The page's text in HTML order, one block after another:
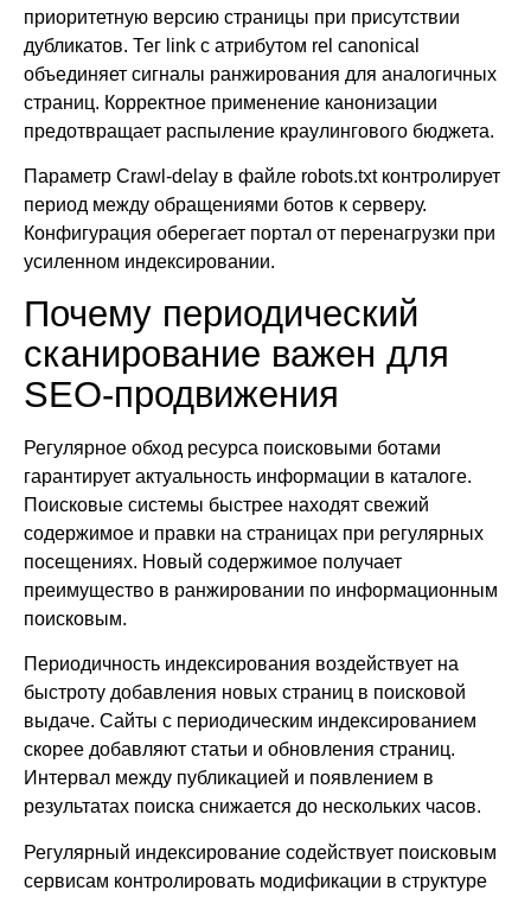
приоритетную версию страницы при присутствии
дубликатов. Тег link с атрибутом rel canonical
объединяет сигналы ранжирования для аналогичных
страниц. Корректное применение канонизации
предотвращает распыление краулингового бюджета.
Параметр Crawl-delay в файле robots.txt контролирует
период между обращениями ботов к серверу.
Конфигурация оберегает портал от перенагрузки при
усиленном индексировании.
Почему периодический
сканирование важен для
SEO-продвижения
Регулярное обход ресурса поисковыми ботами
гарантирует актуальность информации в каталоге.
Поисковые системы быстрее находят свежий
содержимое и правки на страницах при регулярных
посещениях. Новый содержимое получает
преимущество в ранжировании по информационным
поисковым.
Периодичность индексирования воздействует на
быстроту добавления новых страниц в поисковой
выдаче. Сайты с периодическим индексированием
скорее добавляют статьи и обновления страниц.
Интервал между публикацией и появлением в
результатах поиска снижается до нескольких часов.
Регулярный индексирование содействует поисковым
сервисам контролировать модификации в структуре